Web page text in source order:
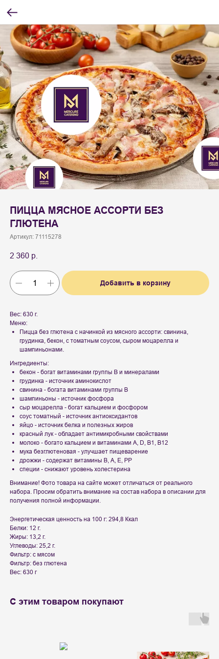
ПИЦЦА МЯСНОЕ АССОРТИ БЕЗ
ГЛЮТЕНА
Артикул: 71115278
2 360 р.
Добавить в корзину
Вес: 630 г.
Меню:
Пицца без глютена с начинкой из мясного ассорти: свинина,
грудинка, бекон, с томатным соусом, сыром моцарелла и
шампиньонами.
Ингредиенты:
бекон - богат витаминами группы B и минералами
грудинка - источник аминокислот
свинина - богата витаминами группы B
шампиньоны - источник фосфора
сыр моцарелла - богат кальцием и фосфором
соус томатный - источник антиоксидантов
яйцо - источник белка и полезных жиров
красный лук - обладает антимикробными свойствами
молоко - богато кальцием и витаминами A, D, B1, B12
мука безглютеновая - улучшает пищеварение
дрожжи - содержат витамины В, А, Е, РР
специи - снижают уровень холестерина
Внимание! Фото товара на сайте может отличаться от реального
набора. Просим обратить внимание на состав набора в описании для
получения полной информации.
Энергетическая ценность на 100 г: 294,8 Ккал
Белки: 12 г.
Жиры: 13,2 г.
Углеводы: 25,2 г.
Фильтр: с мясом
Фильтр: без глютена
Вес: 630 г
С этим товаром покупают